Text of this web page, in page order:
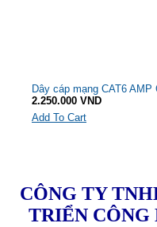
Dây cáp mạng CAT6
2.250.000 VND
Add To Cart
CÔNG TY
TRIỂN